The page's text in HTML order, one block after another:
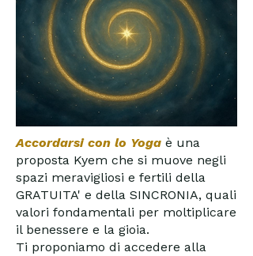
Accordarsi con lo Yoga è una
proposta Kyem che si muove negli
spazi meravigliosi e fertili della
GRATUITA' e della SINCRONIA, quali
valori fondamentali per moltiplicare
il benessere e la gioia.
Ti proponiamo di accedere alla